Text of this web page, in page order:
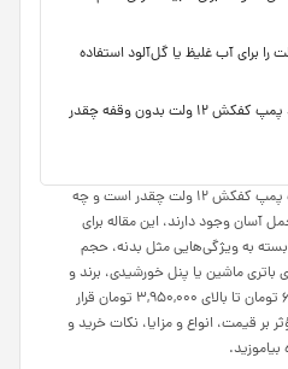
می‌توان کفکش ۱۲ ولت را برای آب غلیظ یا گل‌آلود استفاده
حداکثر مدت زمان کارکرد پمپ کفکش ۱۲ ولت بدون وقفه چقدر
اگر می‌خواهید به سرعت بدانید قیمت پمپ کفکش ۱۲ ولت چقدر است و چه
وجود دارند، این مقاله برای
پمپ کفکش ۱۲ ولت بسته به ویژگی‌هایی مثل بدنه، حجم
ماشین یا پنل خورشیدی، برند و
امکانات فنی در بازه‌ای از حدود ۶۸۰,۰۰۰ تومان تا بالای ۳,۹۵۰,۰۰۰ تومان قرار
بر قیمت، انواع و مزایا، نکات خرید و
بیاموزید.